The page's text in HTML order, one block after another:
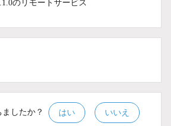
のリモートサービス
したか？ はい いいえ